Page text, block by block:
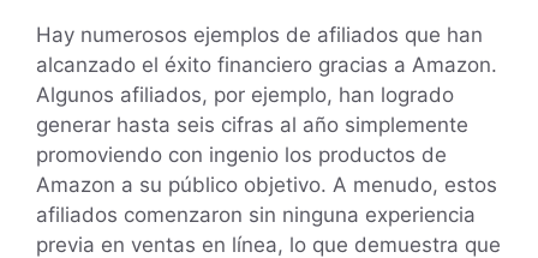
Hay numerosos ejemplos de afiliados que han
alcanzado el éxito financiero gracias a Amazon.
Algunos afiliados, por ejemplo, han logrado
generar hasta seis cifras al año simplemente
promoviendo con ingenio los productos de
Amazon a su público objetivo. A menudo, estos
afiliados comenzaron sin ninguna experiencia
previa en ventas en línea, lo que demuestra que